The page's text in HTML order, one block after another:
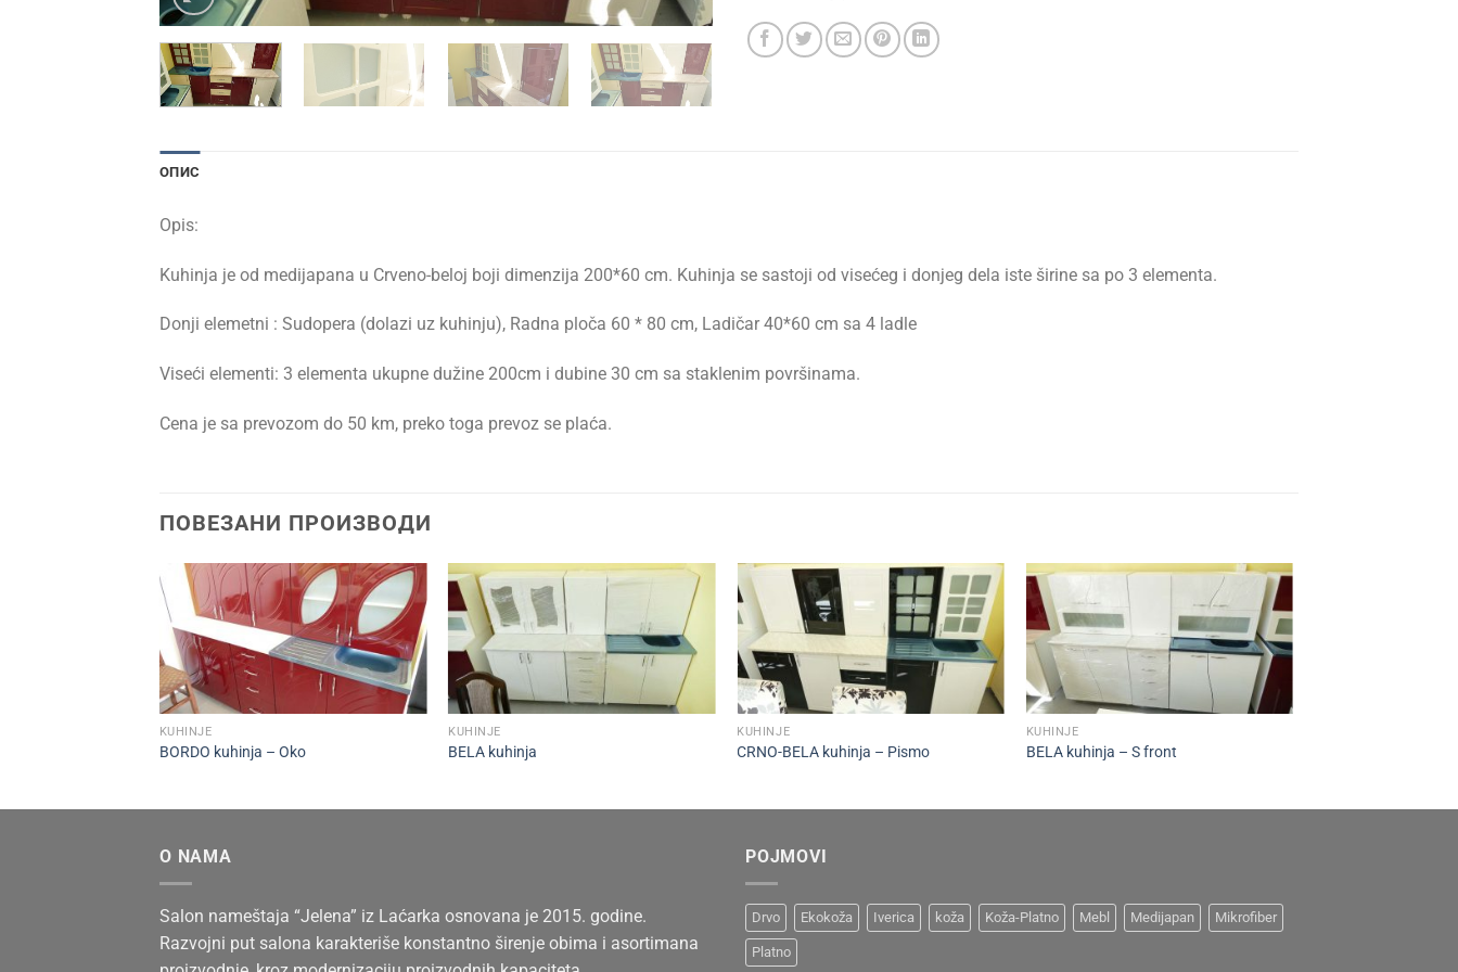
ОПИС
Opis:
Kuhinja je od medijapana u Crveno-beloj boji dimenzija 200*60 cm. Kuhinja se sastoji od visećeg i donjeg dela iste širine sa po 3 elementa.
Donji elemetni : Sudopera (dolazi uz kuhinju), Radna ploča 60 * 80 cm, Ladičar 40*60 cm sa 4 ladle
Viseći elementi: 3 elementa ukupne dužine 200cm i dubine 30 cm sa staklenim površinama.
Cena je sa prevozom do 50 km, preko toga prevoz se plaća.
ПОВЕЗАНИ ПРОИЗВОДИ
+
KUHINJE
BORDO kuhinja – Oko
KUHINJE
BELA kuhinja
+
KUHINJE
CRNO-BELA kuhinja – Pismo
+
KUHINJE
BELA kuhinja – S front
O NAMA
Salon nameštaja “Jelena” iz Laćarka osnovana je 2015. godine.
Razvojni put salona karakteriše konstantno širenje obima i asortimana
POJMOVI
Drvo Ekokoža Iverica koža Koža-Platno Mebl Medijapan Mikrofiber
Platno